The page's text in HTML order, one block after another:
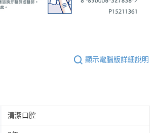
顯示電腦版詳細說明
清潔口腔